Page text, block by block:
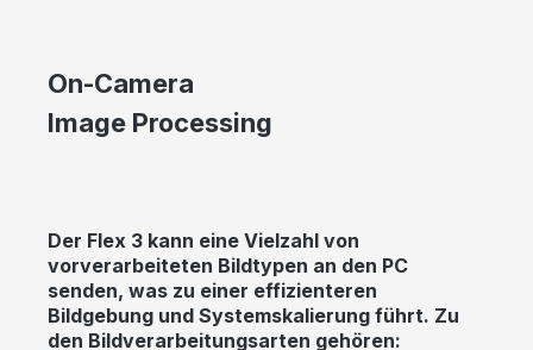
On-Camera
Image Processing
Der Flex 3 kann eine Vielzahl von
vorverarbeiteten Bildtypen an den PC
senden, was zu einer effizienteren
Bildgebung und Systemskalierung führt. Zu
den Bildverarbeitungsarten gehören: